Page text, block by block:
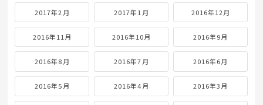
2017年2月 2017年1月 2016年12月
2016年11月 2016年10月 2016年9月
2016年8月 2016年7月 2016年6月
2016年5月 2016年4月 2016年3月